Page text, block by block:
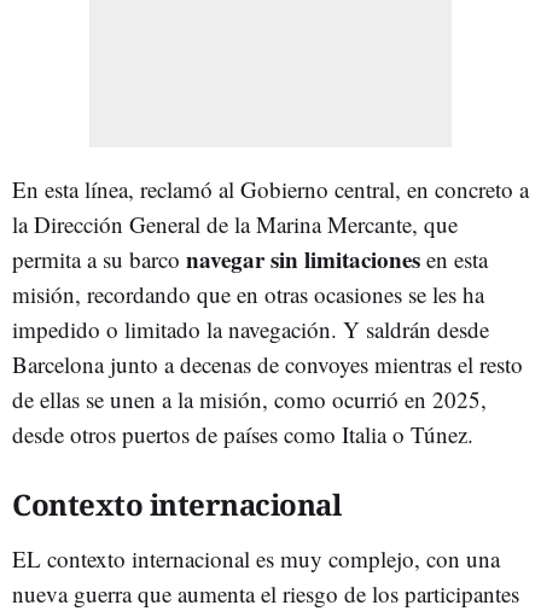
En esta línea, reclamó al Gobierno central, en concreto a
la Dirección General de la Marina Mercante, que
permita a su barco navegar sin limitaciones en esta
misión, recordando que en otras ocasiones se les ha
impedido o limitado la navegación. Y saldrán desde
Barcelona junto a decenas de convoyes mientras el resto
de ellas se unen a la misión, como ocurrió en 2025,
desde otros puertos de países como Italia o Túnez.
Contexto internacional
EL contexto internacional es muy complejo, con una
nueva guerra que aumenta el riesgo de los participantes